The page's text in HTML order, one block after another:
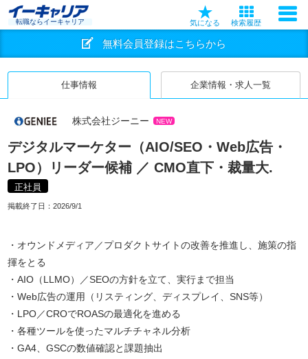
転職ならイーキャリア 気になる 検索履歴
無料会員登録はこちらから
仕事情報 企業情報・求人一覧
株式会社ジーニー NEW
デジタルマーケター（AIO/SEO・Web広告・
LPO）リーダー候補 ／ CMO直下・裁量大.
正社員
掲載終了日： 2026/9/1
・オウンドメディア／プロダクトサイトの改善を推進し、施策の指
揮をとる
・AIO（LLMO）／SEOの方針を立て、実行まで担当
・Web広告の運用（リスティング、ディスプレイ、SNS等）
・LPO／CROでROASの最適化を進める
・各種ツールを使ったマルチチャネル分析
・GA4、GSCの数値確認と課題抽出